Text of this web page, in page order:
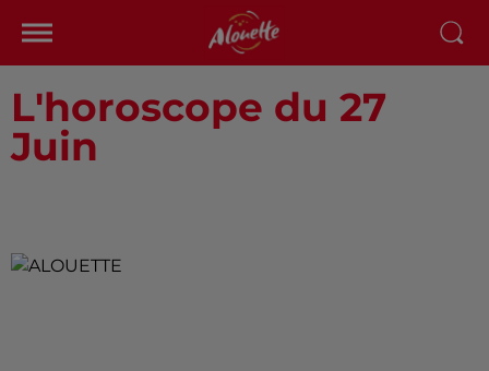
L'horoscope du 27
Juin